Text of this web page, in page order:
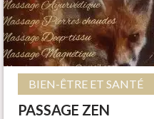
BIEN-ÊTRE ET SANTÉ
PASSAGE ZEN